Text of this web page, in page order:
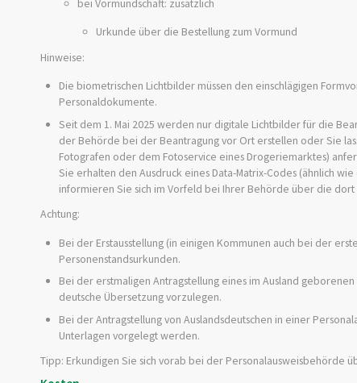
bei Vormundschaft: zusätzlich
Urkunde über die Bestellung zum Vormund
Hinweise:
Die biometrischen Lichtbilder müssen den einschlägigen
Personaldokumente.
Seit dem 1. Mai 2025 werden nur digitale Lichtbilder für die
der Behörde bei der Beantragung vor Ort erstellen oder Sie
Fotografen oder dem Fotoservice eines Drogeriemarktes)
Sie erhalten den Ausdruck eines Data-Matrix-Codes (ähnlich
informieren Sie sich im Vorfeld bei Ihrer Behörde über die
Achtung:
Bei der Erstausstellung (in einigen Kommunen auch bei der
Personenstandsurkunden.
Bei der erstmaligen Antragstellung eines im Ausland
deutsche Übersetzung vorzulegen.
Bei der Antragstellung von Auslandsdeutschen in einer
Unterlagen vorgelegt werden.
Tipp: Erkundigen Sie sich vorab bei der Personalausweisbehörde